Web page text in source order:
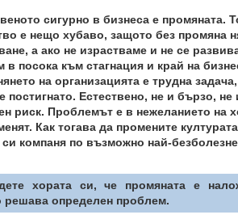
сигурно в бизнеса е промяната.
е нещо хубаво, защото без промяна
а ако не израстваме и не се
в посока към стагнация и край на
на организацията е трудна
постигнато. Естествено, не и бързо, не
риск. Проблемът е в нежеланието на
Как тогава да промените
си компаня по възможно най-
хората си, че промяната е
решава определен проблем.